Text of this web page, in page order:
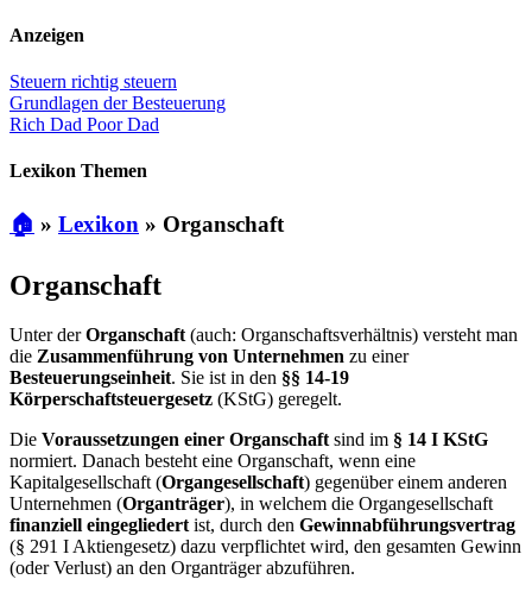
Anzeigen
Steuern richtig steuern
Grundlagen der Besteuerung
Rich Dad Poor Dad
Lexikon Themen
🏠 » Lexikon » Organschaft
Organschaft
Unter derOrganschaft(auch: Organschaftsverhältnis) versteht man
die Zusammenführung von Unternehmen zu einer
Besteuerungseinheit. Sie ist in den §§ 14-19
Körperschaftsteuergesetz (KStG) geregelt.
Die Voraussetzungen einer Organschaftsind im § 14 I KStG
normiert. Danach besteht eine Organschaft, wenn eine
Kapitalgesellschaft (Organgesellschaft) gegenüber einem anderen
Unternehmen (Organträger), in welchem die Organgesellschaft
finanziell eingegliedertist, durch den Gewinnabführungsvertrag
(§ 291 I Aktiengesetz) dazu verpflichtet wird, den gesamten Gewinn
(oder Verlust) an den Organträger abzuführen.